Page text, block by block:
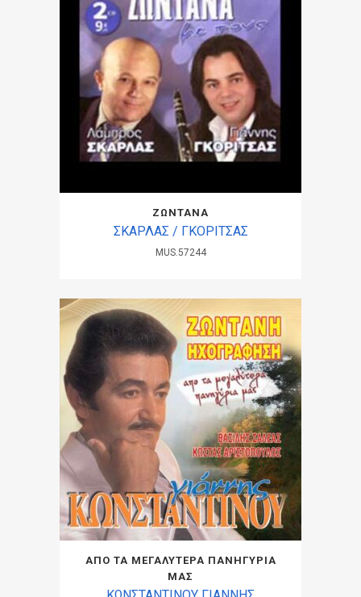
ΖΩΝΤΑΝΑ
ΣΚΑΡΛΑΣ / ΓΚΟΡΙΤΣΑΣ
MUS.57244
ΑΠΟ ΤΑ ΜΕΓΑΛΥΤΕΡΑ ΠΑΝΗΓΥΡΙΑ
ΜΑΣ